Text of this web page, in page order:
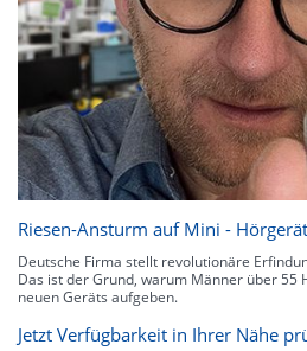
Riesen-Ansturm auf Mini -
Deutsche Firma stellt revolutionäre
Das ist der Grund, warum Männer über 55
neuen Geräts aufgeben.
Jetzt Verfügbarkeit in Ihrer Nähe